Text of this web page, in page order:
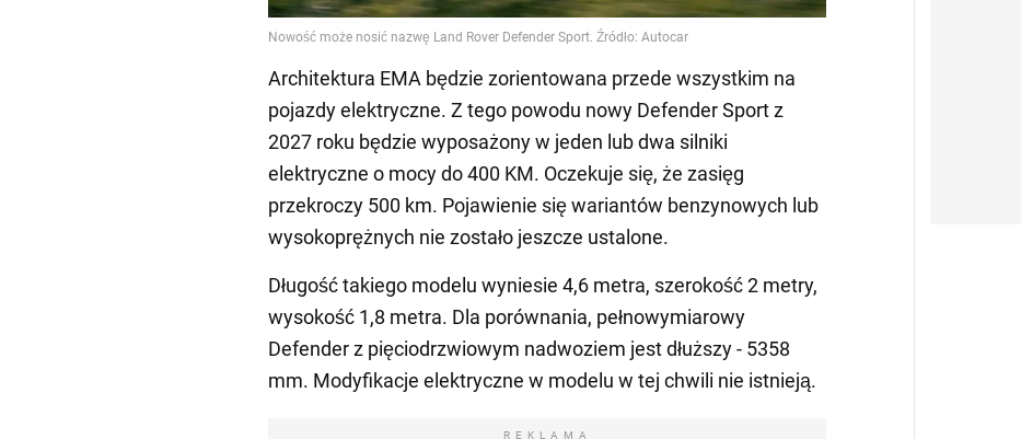
Architektura EMA będzie zorientowana przede wszystkim na
pojazdy elektryczne. Z tego powodu nowy Defender Sport z
2027 roku będzie wyposażony w jeden lub dwa silniki
elektryczne o mocy do 400 KM. Oczekuje się, że zasięg
przekroczy 500 km. Pojawienie się wariantów benzynowych lub
wysokoprężnych nie zostało jeszcze ustalone.
Długość takiego modelu wyniesie 4,6 metra, szerokość 2 metry,
wysokość 1,8 metra. Dla porównania, pełnowymiarowy
Defender z pięciodrzwiowym nadwoziem jest dłuższy - 5358
mm. Modyfikacje elektryczne w modelu w tej chwili nie istnieją.
REKLAMA